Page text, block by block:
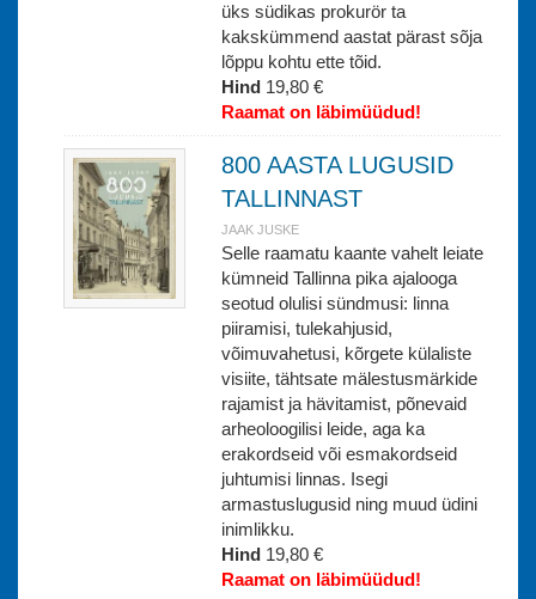
üks südikas prokurör ta
kakskümmend aastat pärast sõja
lõppu kohtu ette tõid.
Hind 19,80 €
Raamat on läbimüüdud!
800 AASTA LUGUSID
TALLINNAST
JAAK JUSKE
Selle raamatu kaante vahelt leiate
kümneid Tallinna pika ajalooga
seotud olulisi sündmusi: linna
piiramisi, tulekahjusid,
võimuvahetusi, kõrgete külaliste
visiite, tähtsate mälestusmärkide
rajamist ja hävitamist, põnevaid
arheoloogilisi leide, aga ka
erakordseid või esmakordseid
juhtumisi linnas. Isegi
armastuslugusid ning muud üdini
inimlikku.
Hind 19,80 €
Raamat on läbimüüdud!